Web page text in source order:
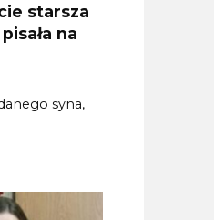
starsza
na
syna,